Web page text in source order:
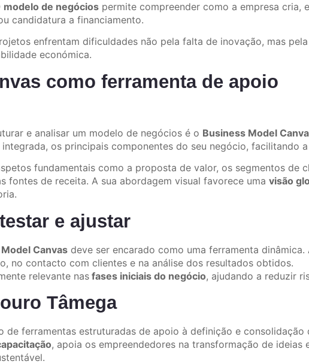
modelo de negócios permite compreender como a empresa cria,
candidatura a financiamento.
enfrentam dificuldades não pela falta de inovação, mas
económica.
como ferramenta de apoio
e analisar um modelo de negócios é o Business Model
os principais componentes do seu negócio, facilitando
fundamentais como a proposta de valor, os segmentos de
fontes de receita. A sua abordagem visual favorece uma visão
e ajustar
Canvas deve ser encarado como uma ferramenta
no contacto com clientes e na análise dos resultados obtidos.
relevante nas fases iniciais do negócio, ajudando a reduzir
Tâmega
de ferramentas estruturadas de apoio à definição e
, apoia os empreendedores na transformação de